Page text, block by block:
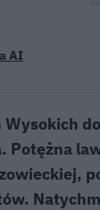
AI
Potężna